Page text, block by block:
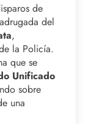
de
del
,
la Policía.
que se
Unificado
sobre
una